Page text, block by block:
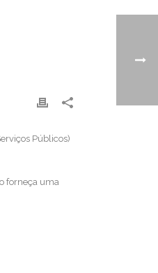
Públicos)
forneça uma